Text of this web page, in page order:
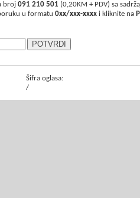
broj 091 210 501 (0,20KM + PDV) sa
u formatu 0xx/xxx-xxxx i kliknite na
Šifra oglasa:
/